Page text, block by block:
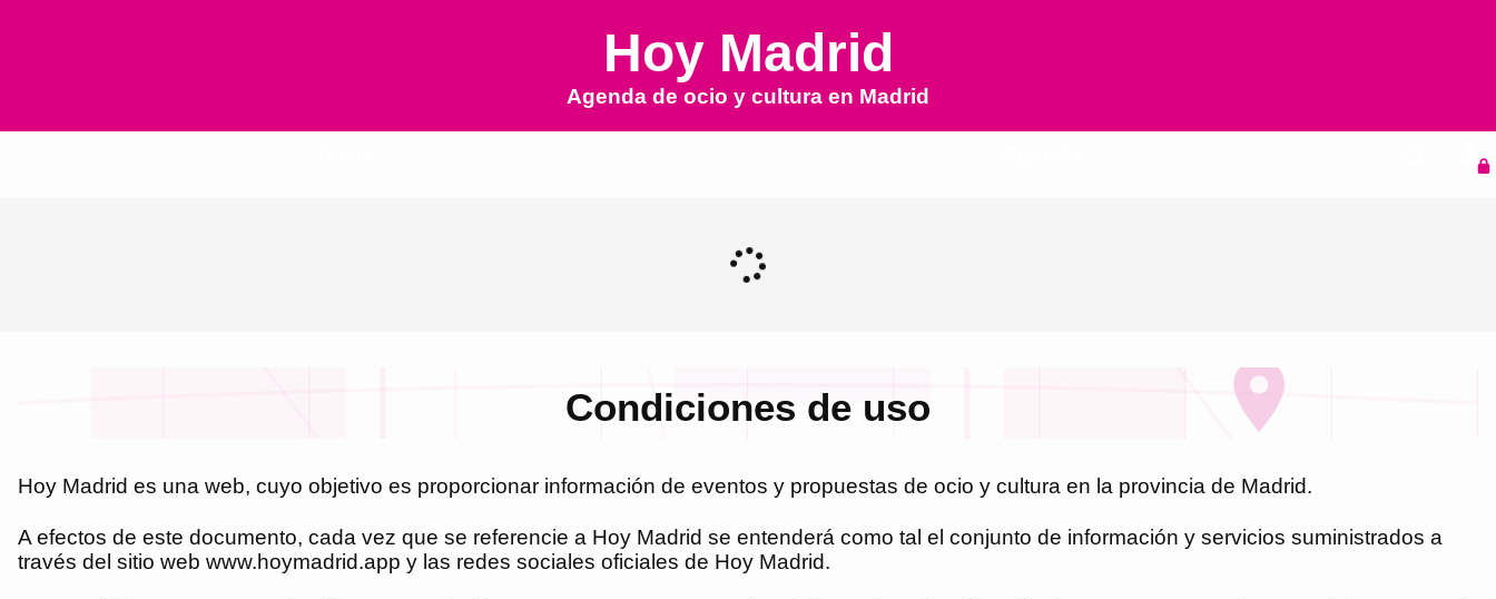
Hoy Madrid
Agenda de ocio y cultura en Madrid
Condiciones de uso
Hoy Madrid es una web, cuyo objetivo es proporcionar información de eventos y propuestas de ocio y cultura en la provincia de Madrid.
A efectos de este documento, cada vez que se referencie a Hoy Madrid se entenderá como tal el conjunto de información y servicios suministrados a
través del sitio web www.hoymadrid.app y las redes sociales oficiales de Hoy Madrid.